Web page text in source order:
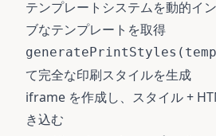
テンプレートシステムを動的イ
ブなテンプレートを取得
て完全な印刷スタイルを生成
iframe を作成し、スタイル +
き込む